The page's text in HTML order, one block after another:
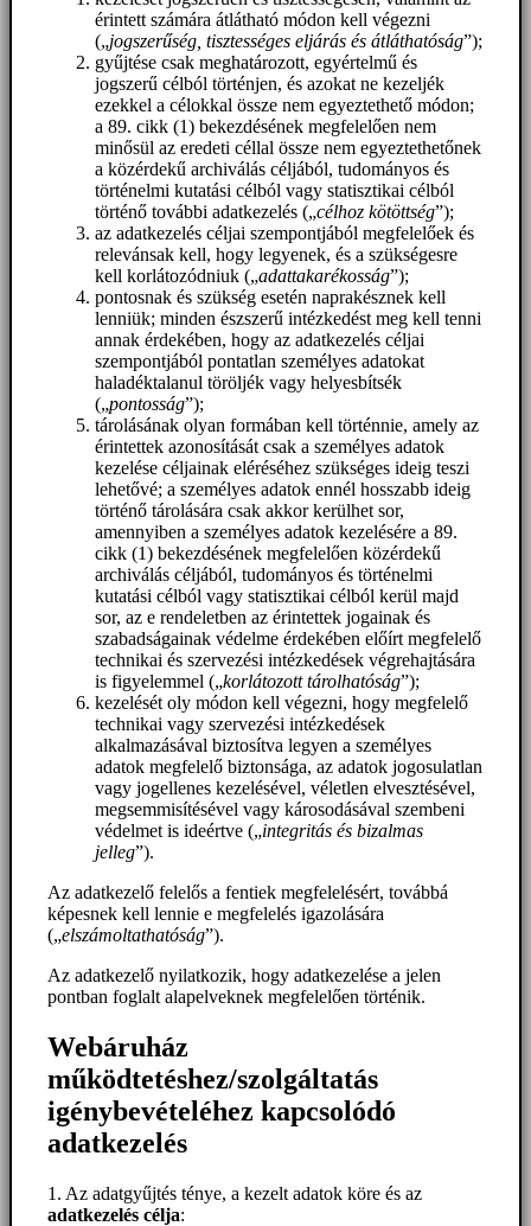
érintett számára átlátható módon kell végezni
(„jogszerűség, tisztességes eljárás és átláthatóság”);
gyűjtése csak meghatározott, egyértelmű és
jogszerű célból történjen, és azokat ne kezeljék
ezekkel a célokkal össze nem egyeztethető módon;
a 89. cikk (1) bekezdésének megfelelően nem
minősül az eredeti céllal össze nem egyeztethetőnek
a közérdekű archiválás céljából, tudományos és
történelmi kutatási célból vagy statisztikai célból
történő további adatkezelés („célhoz kötöttség”);
az adatkezelés céljai szempontjából megfelelőek és
relevánsak kell, hogy legyenek, és a szükségesre
kell korlátozódniuk („adattakarékosság”);
pontosnak és szükség esetén naprakésznek kell
lenniük; minden észszerű intézkedést meg kell tenni
annak érdekében, hogy az adatkezelés céljai
szempontjából pontatlan személyes adatokat
haladéktalanul töröljék vagy helyesbítsék
(„pontosság”);
tárolásának olyan formában kell történnie, amely az
érintettek azonosítását csak a személyes adatok
kezelése céljainak eléréséhez szükséges ideig teszi
lehetővé; a személyes adatok ennél hosszabb ideig
történő tárolására csak akkor kerülhet sor,
amennyiben a személyes adatok kezelésére a 89.
cikk (1) bekezdésének megfelelően közérdekű
archiválás céljából, tudományos és történelmi
kutatási célból vagy statisztikai célból kerül majd
sor, az e rendeletben az érintettek jogainak és
szabadságainak védelme érdekében előírt megfelelő
technikai és szervezési intézkedések végrehajtására
is figyelemmel („korlátozott tárolhatóság”);
kezelését oly módon kell végezni, hogy megfelelő
technikai vagy szervezési intézkedések
alkalmazásával biztosítva legyen a személyes
adatok megfelelő biztonsága, az adatok jogosulatlan
vagy jogellenes kezelésével, véletlen elvesztésével,
megsemmisítésével vagy károsodásával szembeni
védelmet is ideértve („integritás és bizalmas
jelleg”).
Az adatkezelő felelős a fentiek megfelelésért, továbbá
képesnek kell lennie e megfelelés igazolására
(„elszámoltathatóság”).
Az adatkezelő nyilatkozik, hogy adatkezelése a jelen
pontban foglalt alapelveknek megfelelően történik.
Webáruház
működtetéshez/szolgáltatás
igénybevételéhez kapcsolódó
adatkezelés
1. Az adatgyűjtés ténye, a kezelt adatok köre és az
adatkezelés célja: